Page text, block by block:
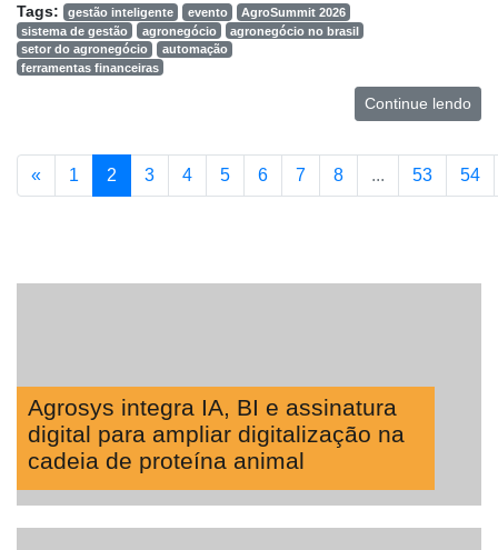
Tags: gestão inteligente evento
AgroSummit 2026
sistema de gestão
agronegócio
agronegócio no brasil
setor do agronegócio
automação
ferramentas financeiras
Continue lendo
« 1 2 3 4 5 6 7 8 ... 53 54
Agrosys integra IA, BI e assinatura
digital para ampliar digitalização na
cadeia de proteína animal